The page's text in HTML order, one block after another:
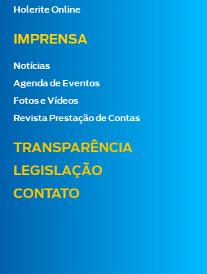
Holerite Online
IMPRENSA
Notícias
Agenda de Eventos
Fotos e Vídeos
Revista Prestação de Contas
TRANSPARÊNCIA
LEGISLAÇÃO
CONTATO